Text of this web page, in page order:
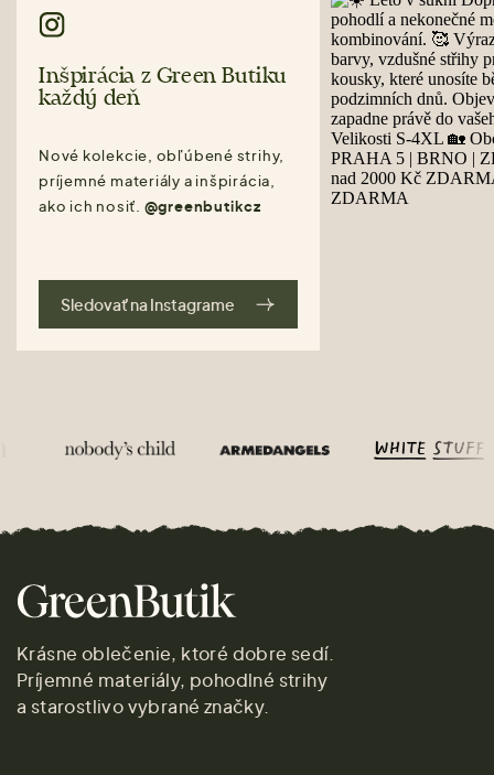
Inšpirácia z Green Butiku
každý deň
Nové kolekcie, obľúbené strihy,
príjemné materiály a inšpirácia,
ako ich nosiť. @greenbutikcz
Sledovať na Instagrame
Krásne oblečenie, ktoré dobre sedí.
Príjemné materiály, pohodlné strihy
a starostlivo vybrané značky.